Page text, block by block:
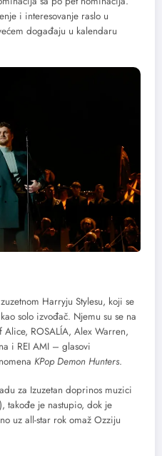
i interesovanje raslo u
događaju u kalendaru
Harryju Stylesu, koji se
solo izvođač. Njemu su se na
ROSALÍA, Alex Warren,
i REI AMI – glasovi
KPop Demon Hunters.
za Izuzetan doprinos muzici
takođe je nastupio, dok je
uz all-star rok omaž Ozziju